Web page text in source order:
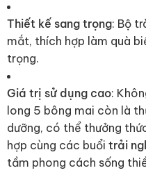
Thiết kế sang trọng: Bộ
mắt, thích hợp làm quà
trọng.
Giá trị sử dụng cao:
long 5 bông mai còn là
dưỡng, có thể thưởng
hợp cùng các buổi trải
tầm phong cách sống